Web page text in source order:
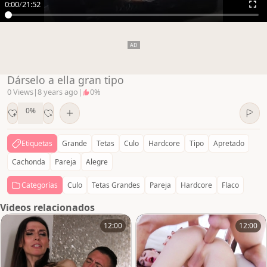
0:00/21:52
Dárselo a ella gran tipo
0 Views|8 years ago | 0%
0%
Etiquetas Grande Tetas Culo Hardcore Tipo
Apretado
Cachonda
Pareja Alegre
Categorías Culo Tetas Grandes Pareja Hardcore Flaco
Videos relacionados
12:00 12:00